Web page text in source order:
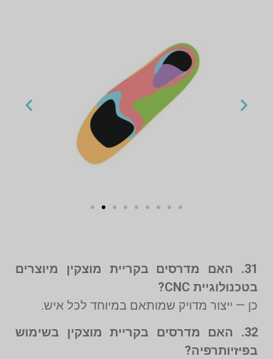
31. האם מדרסים בקריית מוצקין מיוצרים
בטכנולוגיית CNC?
כן — ייצור מדויק שמותאם במיוחד לכל איש.
32. האם מדרסים בקריית מוצקין בשימוש
בפיזיותרפיה?